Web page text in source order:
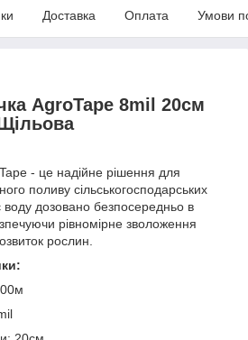
Доставка Оплата Умови
AgroTape 8mil 20см
- це надійне рішення для
поливу сільськогосподарських
дозовано безпосередньо в
рівномірне зволоження
рослин.